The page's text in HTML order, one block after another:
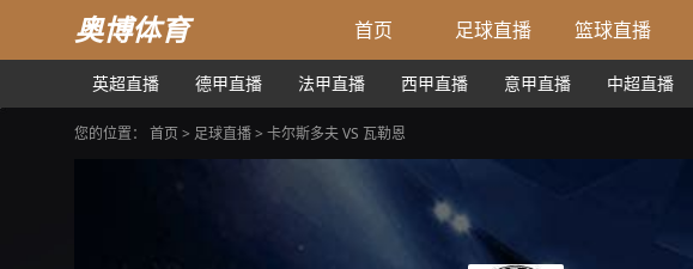
奥博体育 首页 足球直播 篮球直播
英超直播 德甲直播 法甲直播 西甲直播 意甲直播 中超直播
您的位置： 首页 > 足球直播> 卡尔斯多夫 VS 瓦勒恩